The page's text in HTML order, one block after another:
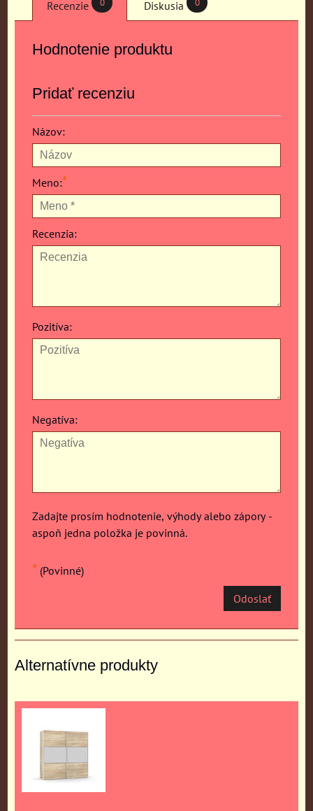
Recenzie Diskusia
Hodnotenie produktu
Pridať recenziu
Názov:
Meno:*
Recenzia:
Pozitíva:
Negatíva:
Zadajte prosím hodnotenie, výhody alebo zápory -
aspoň jedna položka je povinná.
* (Povinné)
Odoslať
Alternatívne produkty